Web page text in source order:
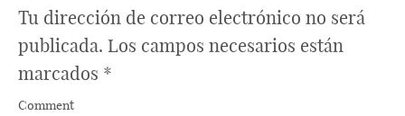
Tu dirección de correo electrónico no será
publicada. Los campos necesarios están
marcados *
Comment